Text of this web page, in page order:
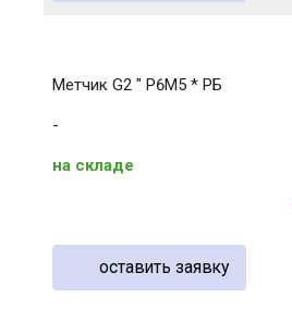
Метчик G2 " Р6М5 * РБ
-
на складе
оставить заявку